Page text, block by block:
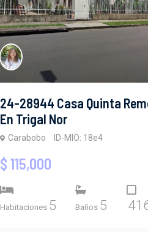
24-28944 Casa Quinta
En Trigal Nor
Carabobo ID-MIO: 18e4
$ 115,000
Habitaciones 5 Baños 5